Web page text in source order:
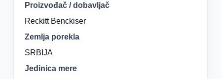
Proizvođač / dobavljač
Reckitt Benckiser
Zemlja porekla
SRBIJA
Jedinica mere